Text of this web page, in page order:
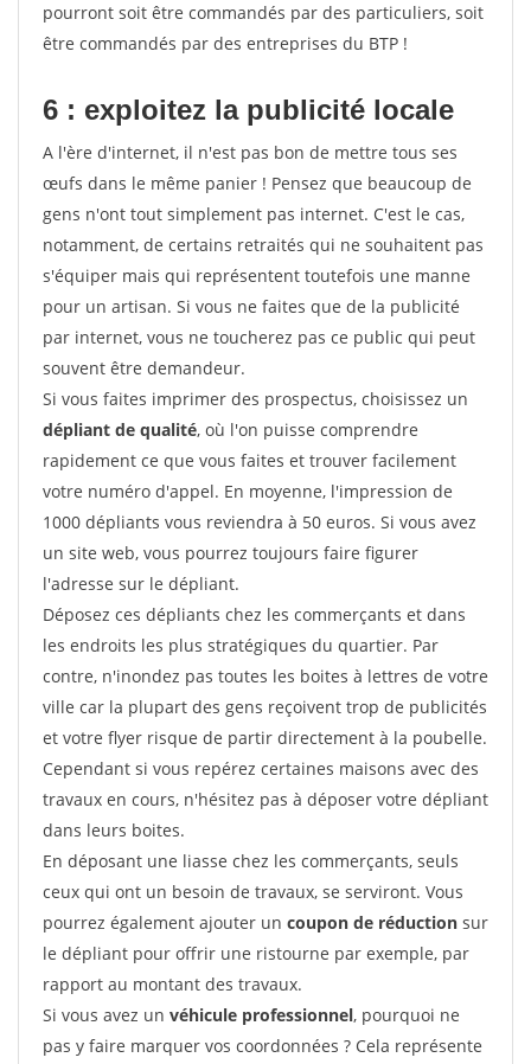
pourront soit être commandés par des particuliers, soit
être commandés par des entreprises du BTP !
6 : exploitez la publicité locale
A l'ère d'internet, il n'est pas bon de mettre tous ses
œufs dans le même panier ! Pensez que beaucoup de
gens n'ont tout simplement pas internet. C'est le cas,
notamment, de certains retraités qui ne souhaitent pas
s'équiper mais qui représentent toutefois une manne
pour un artisan. Si vous ne faites que de la publicité
par internet, vous ne toucherez pas ce public qui peut
souvent être demandeur.
Si vous faites imprimer des prospectus, choisissez un
dépliant de qualité, où l'on puisse comprendre
rapidement ce que vous faites et trouver facilement
votre numéro d'appel. En moyenne, l'impression de
1000 dépliants vous reviendra à 50 euros. Si vous avez
un site web, vous pourrez toujours faire figurer
l'adresse sur le dépliant.
Déposez ces dépliants chez les commerçants et dans
les endroits les plus stratégiques du quartier. Par
contre, n'inondez pas toutes les boites à lettres de votre
ville car la plupart des gens reçoivent trop de publicités
et votre flyer risque de partir directement à la poubelle.
Cependant si vous repérez certaines maisons avec des
travaux en cours, n'hésitez pas à déposer votre dépliant
dans leurs boites.
En déposant une liasse chez les commerçants, seuls
ceux qui ont un besoin de travaux, se serviront. Vous
pourrez également ajouter un coupon de réduction sur
le dépliant pour offrir une ristourne par exemple, par
rapport au montant des travaux.
Si vous avez un véhicule professionnel, pourquoi ne
pas y faire marquer vos coordonnées ? Cela représente